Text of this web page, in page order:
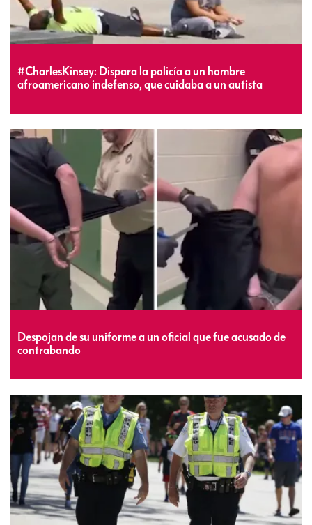
#CharlesKinsey: Dispara la policía a un hombre
afroamericano indefenso, que cuidaba a un autista
Despojan de su uniforme a un oficial que fue acusado de
contrabando